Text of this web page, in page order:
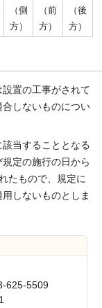
（側
方）
（前
方）
（後
方）
置の工事がされて
しないものについ
当することとなる
定の施行の日から
たもので、規定に
しないものとしま
625-5509